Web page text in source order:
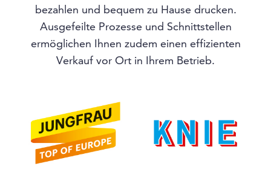
bezahlen und bequem zu Hause drucken.
Ausgefeilte Prozesse und Schnittstellen
ermöglichen Ihnen zudem einen effizienten
Verkauf vor Ort in Ihrem Betrieb.